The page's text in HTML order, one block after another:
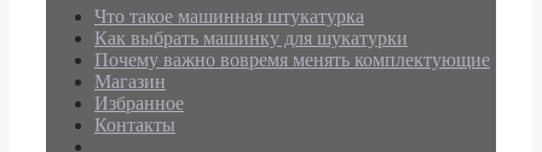
Что такое машинная штукатурка
Как выбрать машинку для шукатурки
Почему важно вовремя менять комплектующие
Магазин
Избранное
Контакты